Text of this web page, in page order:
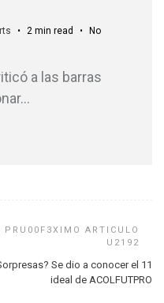
2 min read
No
a las barras
…
Se dio a conocer el 11
ideal de ACOLFUTPRO